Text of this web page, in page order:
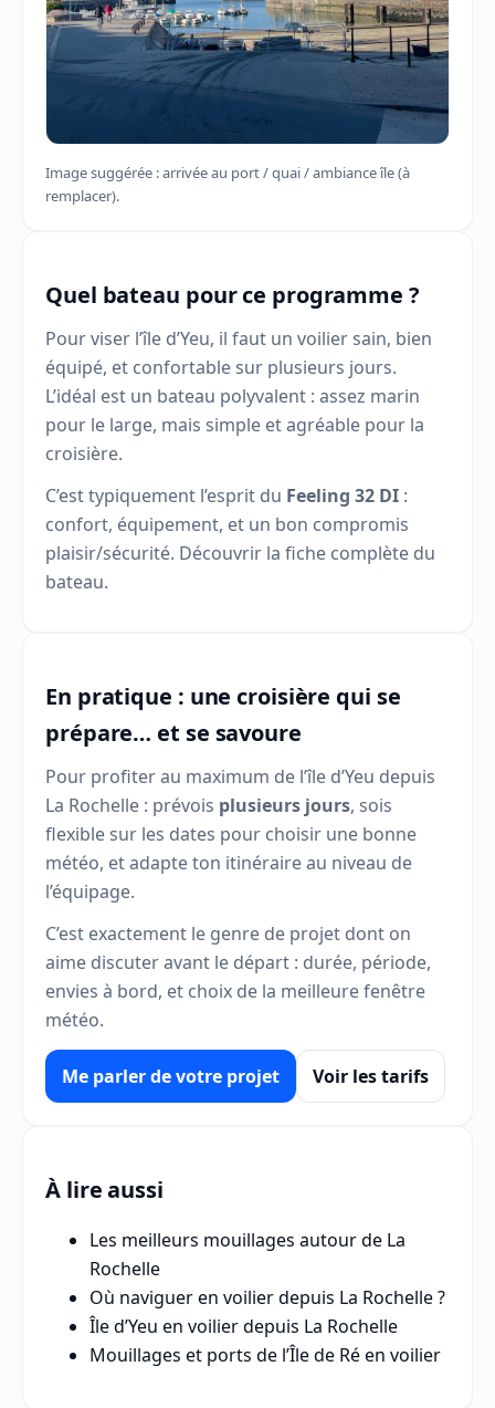
Image suggérée : arrivée au port / quai / ambiance île (à
remplacer).
Quel bateau pour ce programme ?
Pour viser l’île d’Yeu, il faut un voilier sain, bien
équipé, et confortable sur plusieurs jours.
L’idéal est un bateau polyvalent : assez marin
pour le large, mais simple et agréable pour la
croisière.
C’est typiquement l’esprit du Feeling 32 DI :
confort, équipement, et un bon compromis
plaisir/sécurité. Découvrir la fiche complète du
bateau.
En pratique : une croisière qui se
prépare… et se savoure
Pour profiter au maximum de l’île d’Yeu depuis
La Rochelle : prévois plusieurs jours, sois
flexible sur les dates pour choisir une bonne
météo, et adapte ton itinéraire au niveau de
l’équipage.
C’est exactement le genre de projet dont on
aime discuter avant le départ : durée, période,
envies à bord, et choix de la meilleure fenêtre
météo.
Me parler de votre projet Voir les tarifs
À lire aussi
Les meilleurs mouillages autour de La
Rochelle
Où naviguer en voilier depuis La Rochelle ?
Île d’Yeu en voilier depuis La Rochelle
Mouillages et ports de l’Île de Ré en voilier